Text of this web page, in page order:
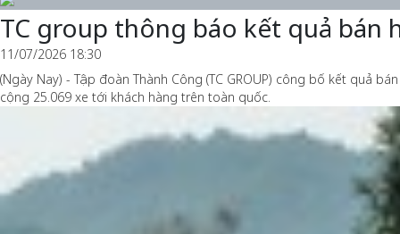
TC group thông báo kết quả bán
11/07/2026 18:30
(Ngày Nay) - Tập đoàn Thành Công (TC GROUP) công bố kết quả
cộng 25.069 xe tới khách hàng trên toàn quốc.